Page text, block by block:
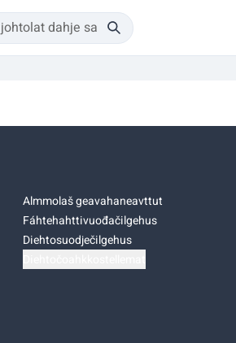
Almmolaš geavahaneavttut
Fáhtehahttivuođačilgehus
Diehtosuodječilgehus